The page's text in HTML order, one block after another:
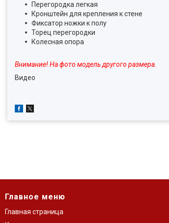
Перегородка легкая
Кронштейн для крепления к стене
Фиксатор ножки к полу
Торец перегородки
Колесная опора
Внимание! На фото модель другого размера.
Видео
Главное меню
Главная страница